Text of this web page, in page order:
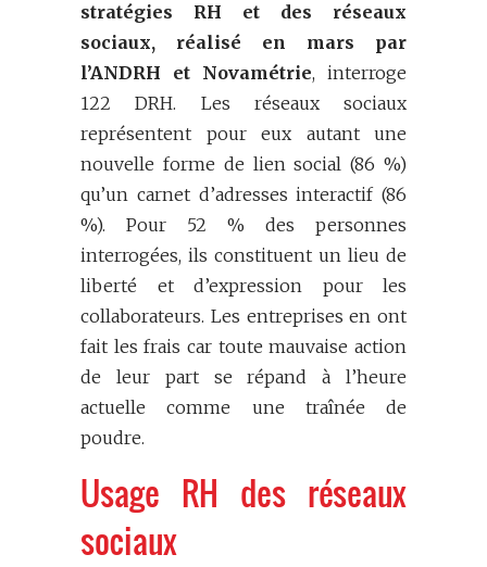
stratégies RH et des réseaux
sociaux, réalisé en mars par
l’ANDRH et Novamétrie, interroge
122 DRH. Les réseaux sociaux
représentent pour eux autant une
nouvelle forme de lien social (86 %)
qu’un carnet d’adresses interactif (86
%). Pour 52 % des personnes
interrogées, ils constituent un lieu de
liberté et d’expression pour les
collaborateurs. Les entreprises en ont
fait les frais car toute mauvaise action
de leur part se répand à l’heure
actuelle comme une traînée de
poudre.
Usage RH des réseaux
sociaux